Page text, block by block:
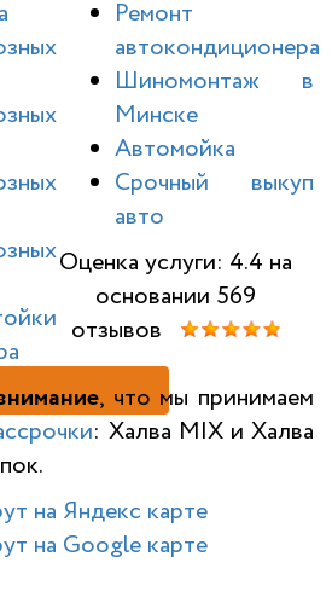
Ремонт
автокондиционера
Шиномонтаж в
Минске
Автомойка
Срочный выкуп
авто
, что мы принимаем
: Халва MIX и Халва
на Яндекс карте
на Google карте
Оценка услуги: 4.4 на
основании 569
отзывов